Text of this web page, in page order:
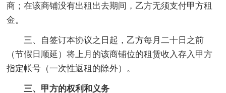
商；在该商铺没有出租出去期间，乙方无须支付甲方租
金。
三、自签订本协议之日起，乙方每月二十日之前
（节假日顺延）将上月的该商铺位的租赁收入存入甲方
指定帐号（一次性返租的除外）。
三、甲方的权利和义务